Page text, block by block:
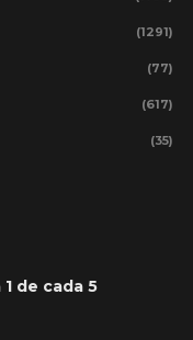
(1291)
(77)
(617)
(35)
de cada 5